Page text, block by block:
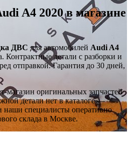
A4 2020 в магазине
ДВС для автомобилей Audi A4
Контрактные детали с разборки и
отправкой. Гарантия до 30 дней,
оригинальных запчастей
детали нет в каталоге —
наши специалисты оперативно
склада в Москве.